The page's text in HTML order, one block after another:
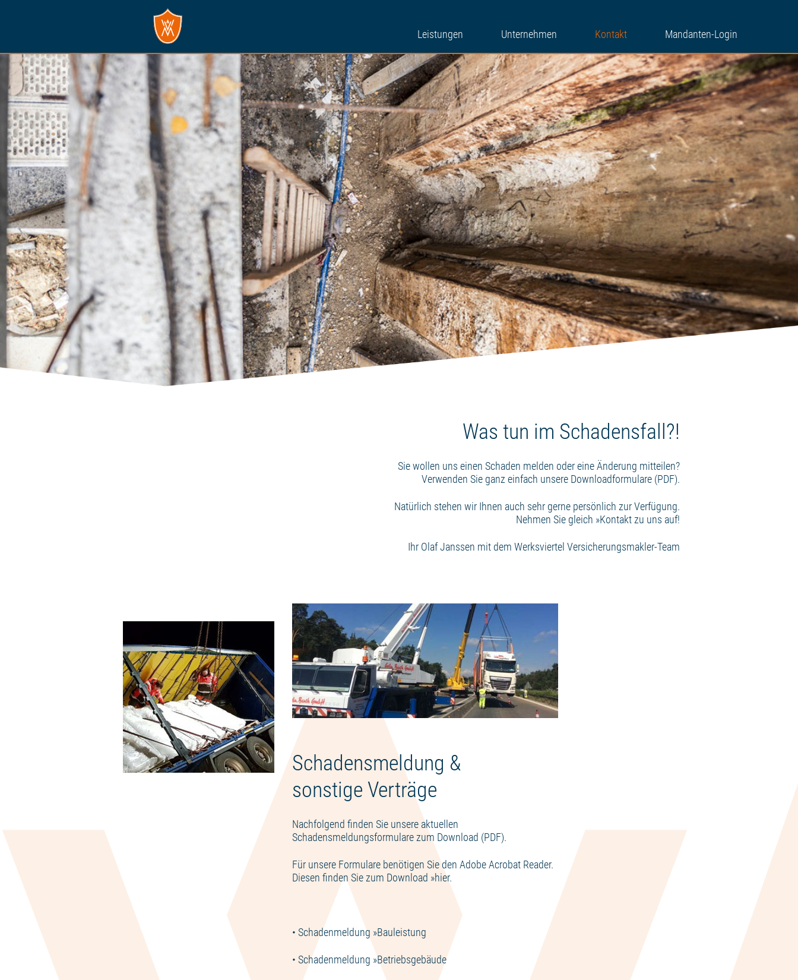
Leistungen Unternehmen Kontakt Mandanten-Login
Was tun im Schadensfall?!
Sie wollen uns einen Schaden melden oder eine Änderung mitteilen?
Verwenden Sie ganz einfach unsere Downloadformulare (PDF).
Natürlich stehen wir Ihnen auch sehr gerne persönlich zur Verfügung.
Nehmen Sie gleich »Kontaktzu uns auf!
Ihr Olaf Janssen mit dem Werksviertel Versicherungsmakler-Team
Schadensmeldung &
sonstige Verträge
Nachfolgend finden Sie unsere aktuellen
Schadensmeldungsformulare zum Download (PDF).
Für unsere Formulare benötigen Sie den Adobe Acrobat Reader.
Diesen finden Sie zum Download »hier.
• Schadenmeldung »Bauleistung
• Schadenmeldung »Betriebsgebäude